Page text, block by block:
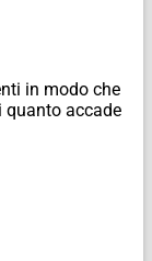
in modo che
quanto accade